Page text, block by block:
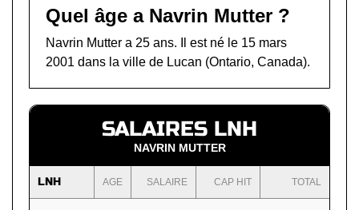
Quel âge a Navrin Mutter ?
Navrin Mutter a 25 ans. Il est né le 15 mars
2001 dans la ville de Lucan (Ontario, Canada).
SALAIRES LNH
NAVRIN MUTTER
LNH AGE SALAIRE CAP HIT TOTAL